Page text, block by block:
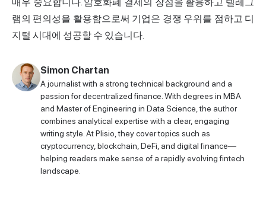
램의 편의성을 활용함으로써 기업은 경쟁 우위를 점하고 디
지털 시대에 성공할 수 있습니다.
Simon Chartan
A journalist with a strong technical background and a
passion for decentralized finance. With degrees in MBA
and Master of Engineering in Data Science, the author
combines analytical expertise with a clear, engaging
writing style. At Plisio, they cover topics such as
cryptocurrency, blockchain, DeFi, and digital finance—
helping readers make sense of a rapidly evolving fintech
landscape.